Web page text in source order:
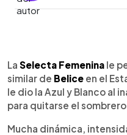
Escuchar
La Selecta Femenina le
similar de Belice en el
le dio la Azul y Blanco al
para quitarse el
Mucha dinámica,